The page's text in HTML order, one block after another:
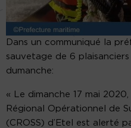
Dans un communiqué la
sauvetage de 6
dumanche:
« Le dimanche 17 mai
Régional Opérationnel de
(CROSS) d’Etel est alerté